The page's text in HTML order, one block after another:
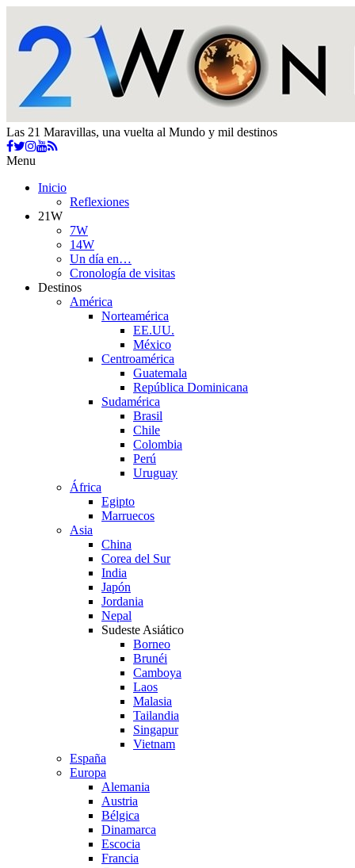
Las 21 Maravillas, una vuelta al Mundo y mil destinos
Menu
Inicio
Reflexiones
21W
7W
14W
Un día en…
Cronología de visitas
Destinos
América
Norteamérica
EE.UU.
México
Centroamérica
Guatemala
República Dominicana
Sudamérica
Brasil
Chile
Colombia
Perú
Uruguay
África
Egipto
Marruecos
Asia
China
Corea del Sur
India
Japón
Jordania
Nepal
Sudeste Asiático
Borneo
Brunéi
Camboya
Laos
Malasia
Tailandia
Singapur
Vietnam
España
Europa
Alemania
Austria
Bélgica
Dinamarca
Escocia
Francia